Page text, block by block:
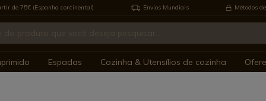
de 75€ (Espanha continental) Envios Mundiais Métodos
Espadas Cozinha & Utensílios de cozinha